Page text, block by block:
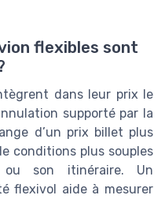
flexibles sont
dans leur prix le
supporté par la
d’un prix billet plus
conditions plus souples
son itinéraire. Un
flexivol aide à mesurer